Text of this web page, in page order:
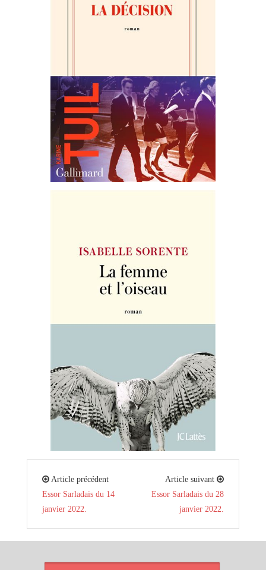
Article précédent
Essor Sarladais du 14
janvier 2022.
Article suivant
Essor Sarladais du 28
janvier 2022.